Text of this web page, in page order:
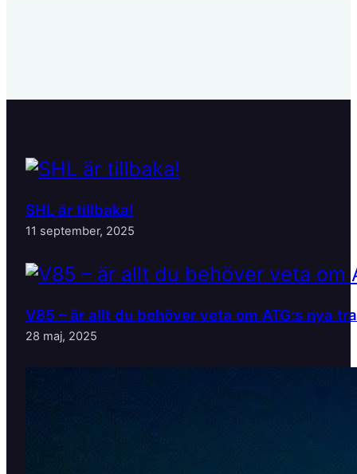
SHL är tillbaka!
11 september, 2025
V85 – är allt du behöver veta om ATG:s nya
28 maj, 2025